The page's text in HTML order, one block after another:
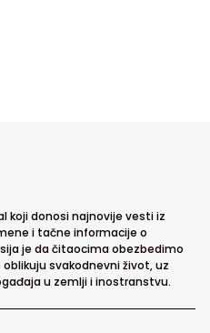
koji donosi najnovije vesti iz
i tačne informacije o
je da čitaocima obezbedimo
svakodnevni život, uz
u zemlji i inostranstvu.